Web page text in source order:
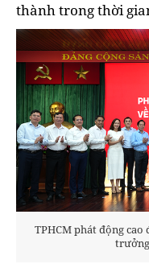
thành trong thời
TPHCM phát động cao